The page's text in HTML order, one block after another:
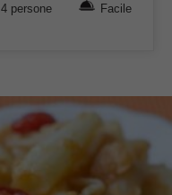
4 persone Facile